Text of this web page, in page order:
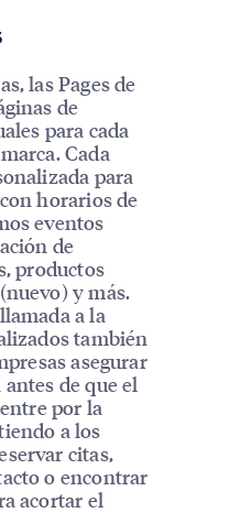
las Pages de
de
para cada
Cada
para
horarios de
eventos
de
productos
y más.
a la
también
asegurar
de que el
por la
a los
citas,
o encontrar
acortar el